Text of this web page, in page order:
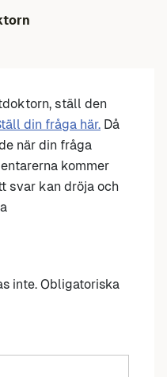
ställ den
din fråga här. Då
när din fråga
kommer
svar kan dröja och
inte. Obligatoriska